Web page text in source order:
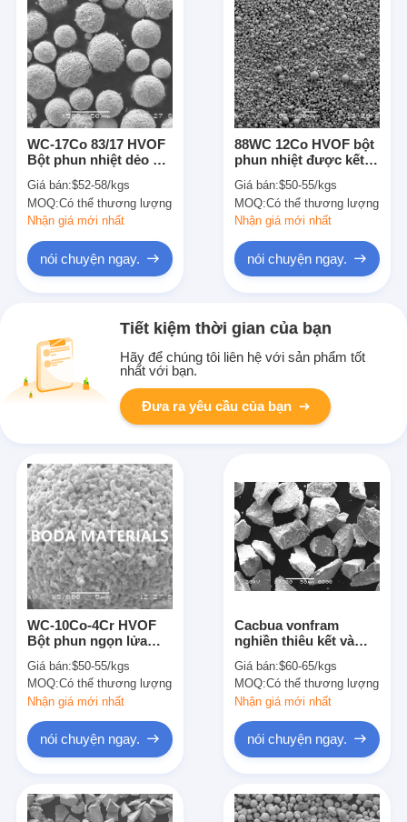
WC-17Co 83/17 HVOF
Bột phun nhiệt dẻo dai
Giá bán:$52-58/kgs
MOQ:Có thể thương lượng
Nhận giá mới nhất
nói chuyện ngay.
88WC 12Co HVOF bột
phun nhiệt được kết
Giá bán:$50-55/kgs
MOQ:Có thể thương lượng
Nhận giá mới nhất
nói chuyện ngay.
Tiết kiệm thời gian của bạn
Hãy để chúng tôi liên hệ với sản phẩm tốt
nhất với bạn.
Đưa ra yêu cầu của bạn
WC-10Co-4Cr HVOF
Bột phun ngọn lửa
Giá bán:$50-55/kgs
MOQ:Có thể thương lượng
Nhận giá mới nhất
nói chuyện ngay.
Cacbua vonfram
nghiền thiêu kết và
coban để phun nhiệt
Giá bán:$60-65/kgs
MOQ:Có thể thương lượng
Nhận giá mới nhất
nói chuyện ngay.